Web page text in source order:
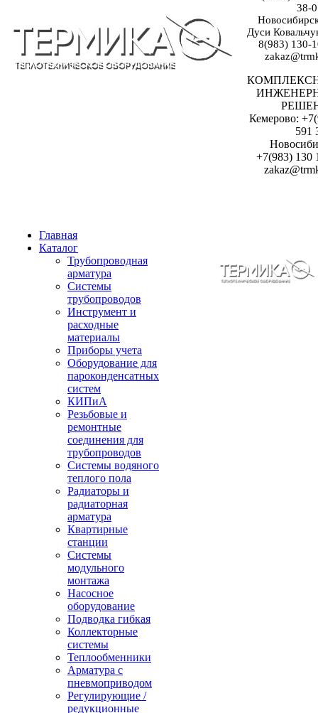
38-
Дуси
8(983) 130-
Кемерово:
591
+7(983) 130
Главная
Каталог
Трубопроводная
арматура
Системы
трубопроводов
Инструмент и
расходные
материалы
Приборы учета
Оборудование для
пароконденсатных
систем
КИПиА
Резьбовые и
ремонтные
соединения для
трубопроводов
Системы водяного
теплого пола
Радиаторы и
радиаторная
арматура
Квартирные
станции
Системы
модульного
монтажа
Насосное
оборудование
Подводка гибкая
Коллекторные
системы
Теплообменники
Арматура с
пневмоприводом
Регулирующие /
редукционные